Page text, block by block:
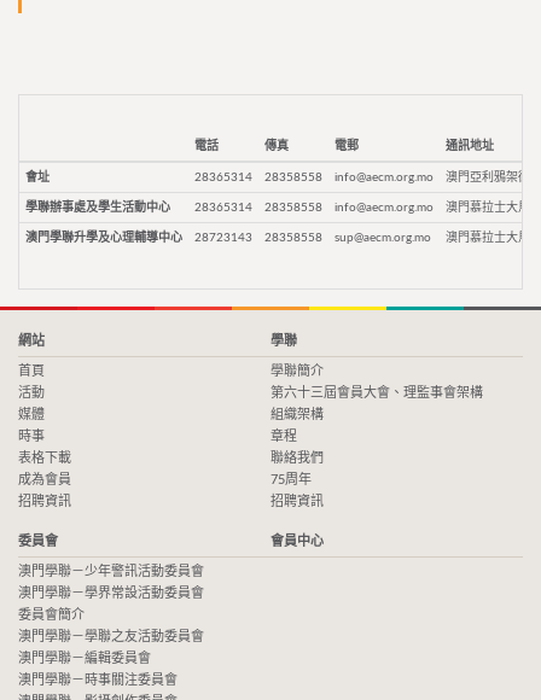
電話 傳真 電郵 通訊地址
會址 28365314 28358558 info@aecm.org.mo 澳門亞利鴉架街9
學聯辦事處及學生活動中心 28365314 28358558 info@aecm.org.mo 澳門慕拉士大馬
澳門學聯升學及心理輔導中心 28723143 28358558 sup@aecm.org.mo 澳門慕拉士大馬
網站
首頁
活動
媒體
時事
表格下載
成為會員
招聘資訊
學聯
學聯簡介
第六十三屆會員大會、理監事會架構
組織架構
章程
聯絡我們
75周年
招聘資訊
委員會
澳門學聯－少年警訊活動委員會
澳門學聯－學界常設活動委員會
委員會簡介
澳門學聯－學聯之友活動委員會
澳門學聯－編輯委員會
澳門學聯－時事關注委員會
會員中心